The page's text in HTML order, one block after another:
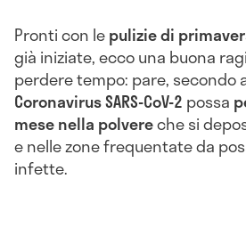
Pronti con lepulizie di
già iniziate, ecco una buona
perdere tempo: pare, secondo
Coronavirus SARS-CoV-2 possa
mese nella polvereche si
e nelle zone frequentate da
infette.